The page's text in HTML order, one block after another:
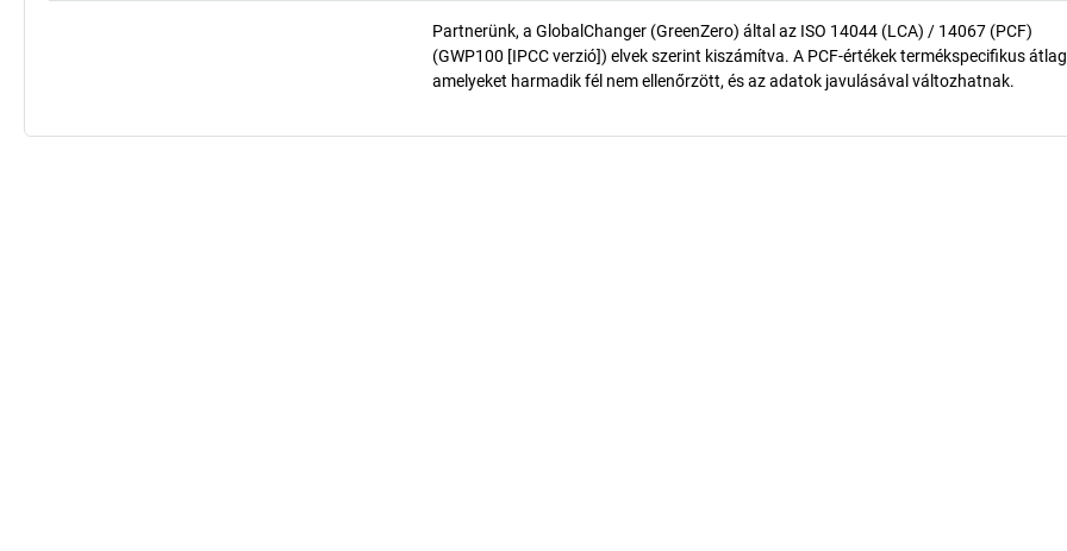
Partnerünk, a GlobalChanger (GreenZero) által az ISO 14044 (LCA) / 14067 (PCF)
(GWP100 [IPCC verzió]) elvek szerint kiszámítva. A PCF-értékek termékspecifikus
amelyeket harmadik fél nem ellenőrzött, és az adatok javulásával változhatnak.